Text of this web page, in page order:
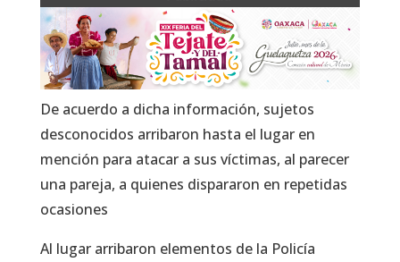
De acuerdo a dicha información, sujetos
desconocidos arribaron hasta el lugar en
mención para atacar a sus víctimas, al parecer
una pareja, a quienes dispararon en repetidas
ocasiones
Al lugar arribaron elementos de la Policía